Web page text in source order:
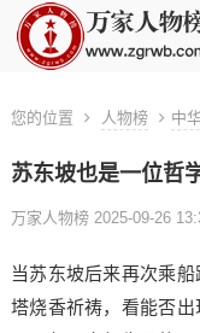
您的位置 人物榜 中
苏东坡也是一位哲
万家人物榜 2025-09-26
当苏东坡后来再次乘
塔烧香祈祷，看能否